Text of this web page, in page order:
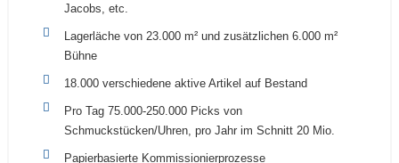
Jacobs, etc.
Lagerläche von 23.000 m² und zusätzlichen 6.000 m²
Bühne
18.000 verschiedene aktive Artikel auf Bestand
Pro Tag 75.000-250.000 Picks von
Schmuckstücken/Uhren, pro Jahr im Schnitt 20 Mio.
Papierbasierte Kommissionierprozesse